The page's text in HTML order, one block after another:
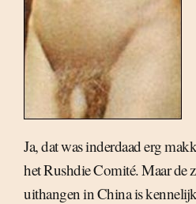
Ja, dat was inderdaad erg
het Rushdie Comité. Maar de
uithangen in China is